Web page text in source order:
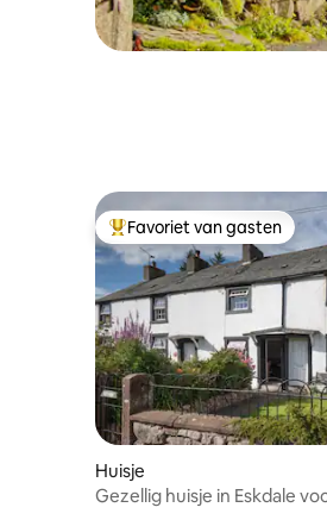
Topfavoriet van gasten
Favoriet van gasten
Huisje
Gezellig huisje in Eskdale